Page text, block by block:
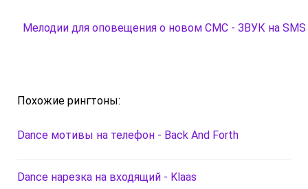
Мелодии для оповещения о новом СМС - ЗВУК на SMS
Похожие рингтоны:
Dance мотивы на телефон - Back And Forth
Dance нарезка на входящий - Klaas